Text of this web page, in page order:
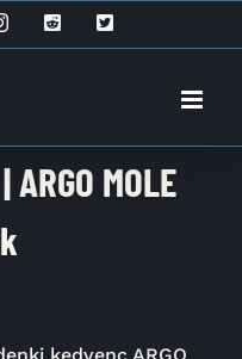
InstagramRedditX
MOLE